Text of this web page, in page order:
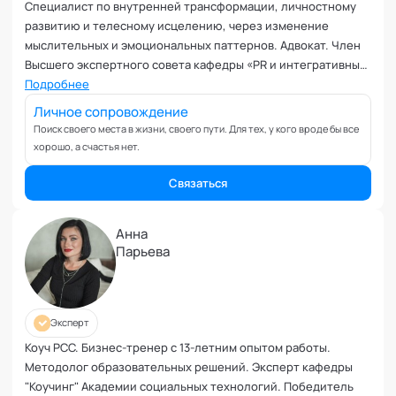
Фасилитация
Физические травмы и реабилитация
Фобии и страхи
Формирование команд
Целеполагание и планирование
Эмоциональный интеллект
Специалист по внутренней трансформации, личностному
развитию и телесному исцелению, через изменение
мыслительных и эмоциональных паттернов. Адвокат. Член
Высшего экспертного совета кафедры «PR и интегративные
коммуникации» Академии социальных технологий.
Подробнее
Личное сопровождение
Поиск своего места в жизни, своего пути. Для тех, у кого вроде бы все
хорошо, а счастья нет.
Связаться
Анна
Парьева
Эксперт
Коуч РСС. Бизнес-тренер с 13-летним опытом работы.
Методолог образовательных решений. Эксперт кафедры
"Коучинг" Академии социальных технологий. Победитель